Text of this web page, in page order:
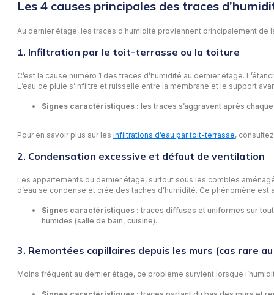
Les 4 causes principales des traces
Au dernier étage, les traces d’humidité proviennent principalement
1. Infiltration par le toit-terrasse ou la toiture
C’est la cause numéro 1 des traces d’humidité au dernier étage.
L’eau de pluie s’infiltre et ruisselle entre la membrane et le support
Signes caractéristiques : les traces s’aggravent après
Pour en savoir plus sur les infiltrations d’eau par toit-terrasse,
2. Condensation excessive et défaut de ventilation
Les appartements du dernier étage, surtout sous les combles
d’eau se condense et crée des taches d’humidité. Ce phénomène
Signes caractéristiques : traces diffuses et uniformes sur
humides (salle de bain, cuisine).
3. Remontées capillaires depuis les murs (cas rare
Moins fréquent au dernier étage, ce problème survient lorsque